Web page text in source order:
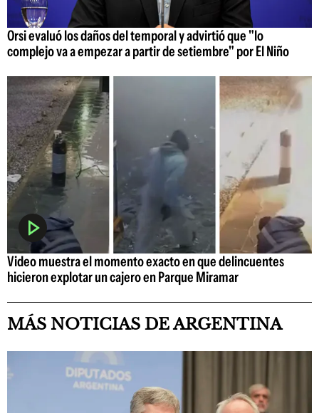
Orsi evaluó los daños del temporal y advirtió que "lo
complejo va a empezar a partir de setiembre" por El Niño
Video muestra el momento exacto en que delincuentes
hicieron explotar un cajero en Parque Miramar
MÁS NOTICIAS DE ARGENTINA